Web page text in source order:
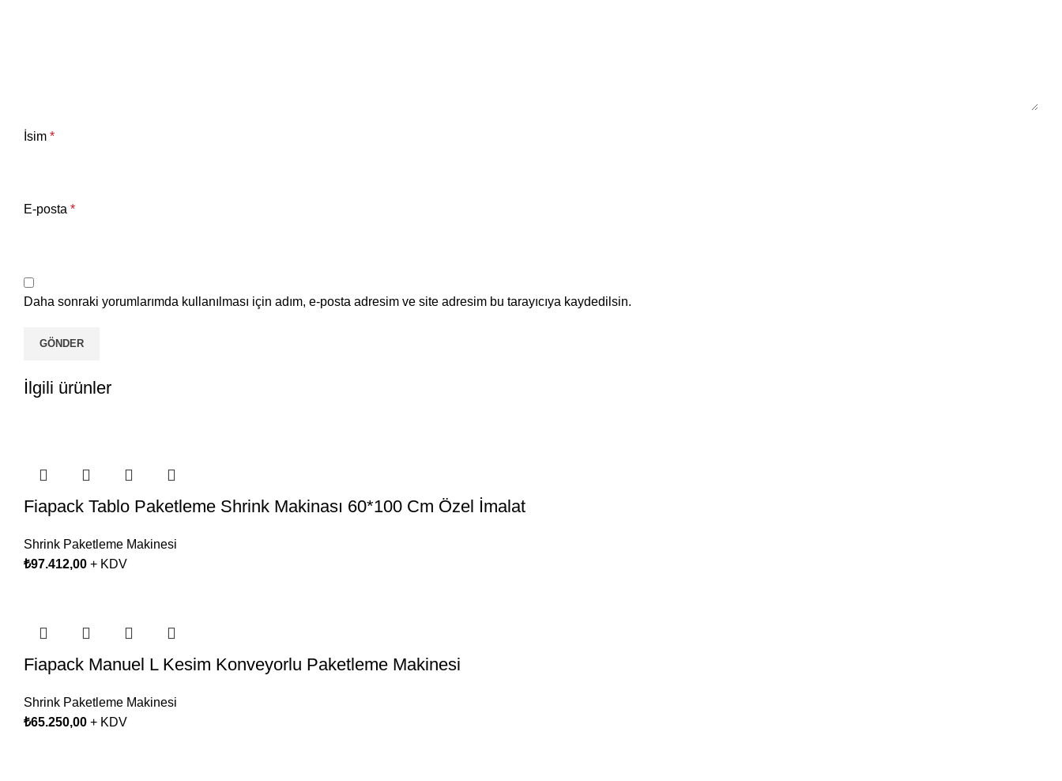
İsim *
E-posta *
Daha sonraki yorumlarımda kullanılması için adım, e-posta adresim ve site adresim bu tarayıcıya kaydedilsin.
İlgili ürünler
Fiapack Tablo Paketleme Shrink Makinası 60*100 Cm Özel İmalat
Shrink Paketleme Makinesi
₺97.412,00 + KDV
Fiapack Manuel L Kesim Konveyorlu Paketleme Makinesi
Shrink Paketleme Makinesi
₺65.250,00 + KDV